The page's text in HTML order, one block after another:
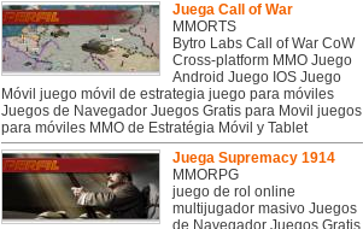
Juega Call of War
MMORTS
Bytro Labs Call of War CoW
Cross-platform MMO Juego
Android Juego IOS Juego
Móvil juego móvil de estrategia juego para móviles
Juegos de Navegador Juegos Gratis para Movil juegos
para móviles MMO de Estratégia Móvil y Tablet
Juega Supremacy 1914
MMORPG
juego de rol online
multijugador masivo Juegos
de Navegador Juegos Gratis